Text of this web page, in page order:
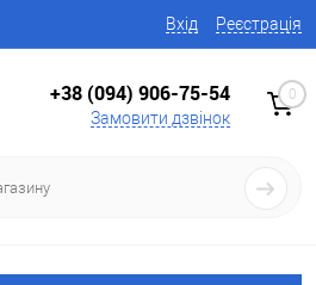
Вхід Реєстрація
+38 (094) 906-75-54
Замовити дзвінок
0